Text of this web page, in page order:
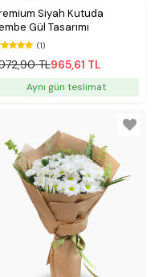
Siyah Kutuda
Gül Tasarımı
(1)
TL965,61 TL
Aynı gün teslimat